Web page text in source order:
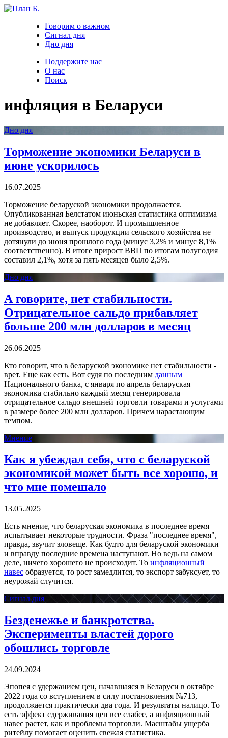
Говорим о важном
Сигнал дня
Дно дня
Поддержите нас
О нас
Поиск
инфляция в Беларуси
Дно дня
Торможение экономики Беларуси в
июне ускорилось
16.07.2025
Торможение беларуской экономики продолжается.
Опубликованная Белстатом июньская статистика оптимизма
не добавляет. Скорее, наоборот. И промышленное
производство, и выпуск продукции сельского хозяйства не
дотянули до июня прошлого года (минус 3,2% и минус 8,1%
соответственно). В итоге прирост ВВП по итогам полугодия
составил 2,1%, хотя за пять месяцев было 2,5%.
Дно дня
А говорите, нет стабильности.
Отрицательное сальдо прибавляет
больше 200 млн долларов в месяц
26.06.2025
Кто говорит, что в беларуской экономике нет стабильности -
врет. Еще как есть. Вот судя по последним данным
Национального банка, с января по апрель беларуская
экономика стабильно каждый месяц генерировала
отрицательное сальдо внешней торговли товарами и услугами
в размере более 200 млн долларов. Причем нарастающим
темпом.
Мнение
Как я убеждал себя, что с беларуской
экономикой может быть все хорошо, и
что мне помешало
13.05.2025
Есть мнение, что беларуская экономика в последнее время
испытывает некоторые трудности. Фраза "последнее время",
правда, звучит зловеще. Как будто для беларуской экономики
и вправду последние времена наступают. Но ведь на самом
деле, ничего хорошего не происходит. То инфляционный
навес образуется, то рост замедлится, то экспорт забуксует, то
неурожай случится.
Сигнал дня
Безденежье и банкротства.
Эксперименты властей дорого
обошлись торговле
24.09.2024
Эпопея с удержанием цен, начавшаяся в Беларуси в октябре
2022 года со вступлением в силу постановления №713,
продолжается практически два года. И результаты налицо. То
есть эффект сдерживания цен все слабее, а инфляционный
навес растет, как и проблемы торговли. Масштабы ущерба
ритейлу помогает оценить свежая статистика.